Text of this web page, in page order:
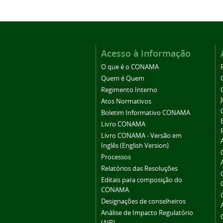
Acesso à Informação
O que é o CONAMA
Quem é Quem
Regimento Interno
Atos Normativos
Boletim Informativo CONAMA
Livro CONAMA
Livro CONAMA - Versão em
Inglês (English Version)
Processos
Relatórios das Resoluções
Editais para composição do
CONAMA
Designações de conselheiros
Análise de Impacto Regulatório